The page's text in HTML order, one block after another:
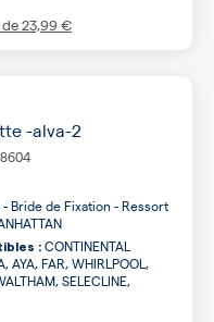
23,99 €
-alva-2
Bride de Fixation - Ressort
: CONTINENTAL
AYA, FAR, WHIRLPOOL,
SELECLINE,